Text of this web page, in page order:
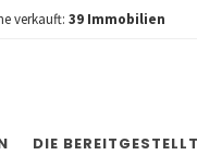
verkauft: 39 Immobilien
DIE